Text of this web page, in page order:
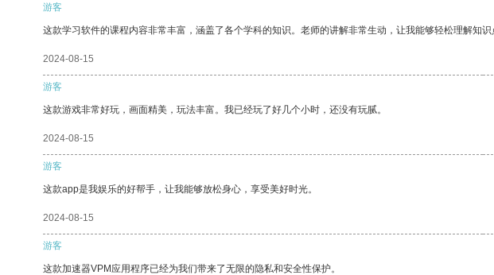
游客
这款学习软件的课程内容非常丰富，涵盖了各个学科的知识。老师的讲解非常生动，让我能够轻松理解知识
2024-08-15
游客
这款游戏非常好玩，画面精美，玩法丰富。我已经玩了好几个小时，还没有玩腻。
2024-08-15
游客
这款app是我娱乐的好帮手，让我能够放松身心，享受美好时光。
2024-08-15
游客
这款加速器VPM应用程序已经为我们带来了无限的隐私和安全性保护。